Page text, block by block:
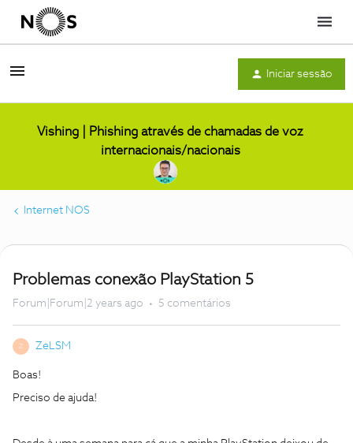
Menu
Iniciar sessão
Vishing | Phishing através de chamadas de voz
internacionais/nacionais
Internet NOS
Problemas conexão PlayStation 5
Forum|Forum|2 years ago 5 comentários
Z ZeLSM
Boas!
Preciso de ajuda!